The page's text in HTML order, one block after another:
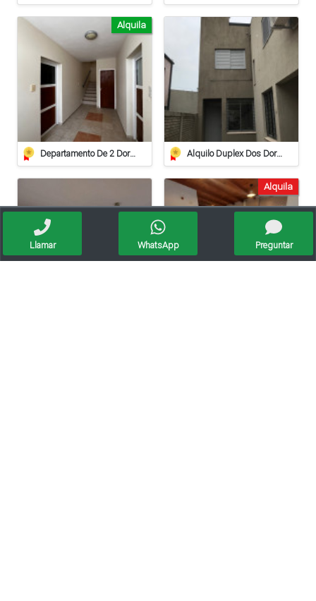
Departamento De 2 Dormitorios En Alquiler
Alquila
Alquilo Duplex Dos Dormitorios
Alquila
Llamar WhatsApp Preguntar